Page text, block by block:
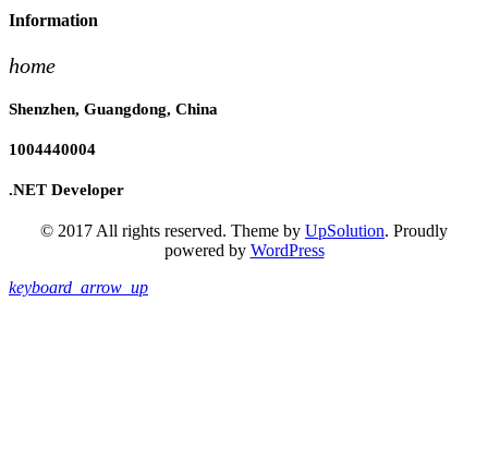
Information
home
Shenzhen, Guangdong, China
1004440004
.NET Developer
© 2017 All rights reserved. Theme by UpSolution. Proudly
powered by WordPress
keyboard_arrow_up